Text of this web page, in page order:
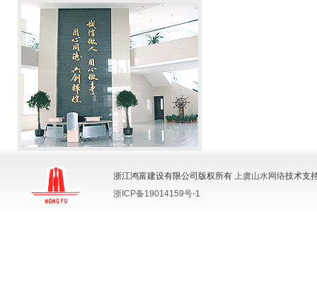
浙江鸿富建设有限公司版权所有 上虞山水网络技术支
浙ICP备19014159号-1